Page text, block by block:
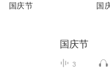
国庆节 国
国庆节
3